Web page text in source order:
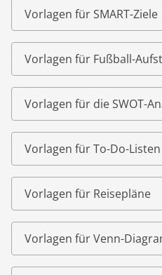
Vorlagen für SMART-Ziele
Vorlagen für Fußball-
Vorlagen für die SWOT-
Vorlagen für To-Do-Listen
Vorlagen für Reisepläne
Vorlagen für Venn-